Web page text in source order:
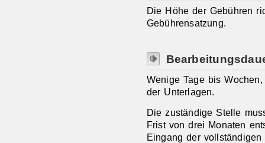
Die Höhe der Gebühren
Gebührensatzung.
Wenige Tage bis
der Unterlagen.
Die zuständige Stelle
Frist von drei Monaten
Eingang der